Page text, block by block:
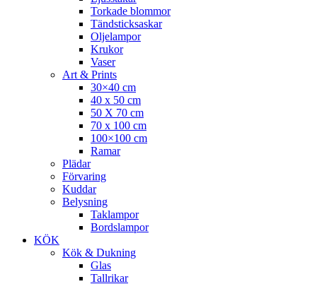
Torkade blommor
Tändsticksaskar
Oljelampor
Krukor
Vaser
Art & Prints
30×40 cm
40 x 50 cm
50 X 70 cm
70 x 100 cm
100×100 cm
Ramar
Plädar
Förvaring
Kuddar
Belysning
Taklampor
Bordslampor
KÖK
Kök & Dukning
Glas
Tallrikar